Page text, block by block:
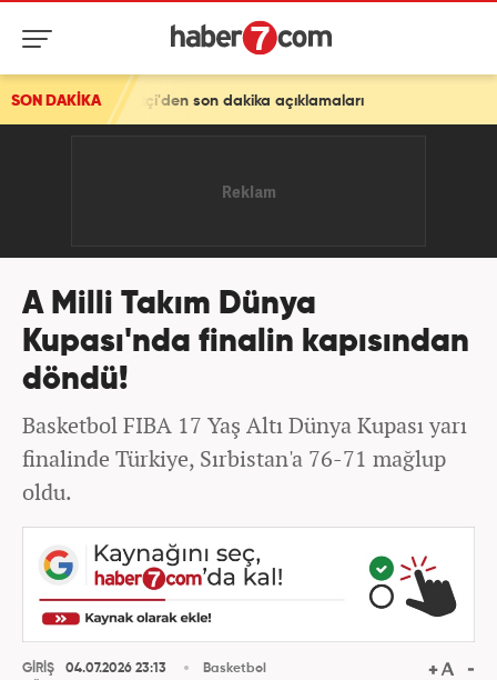
SON DAKİKAson dakika açıklamaları
A Milli Takım Dünya
Kupası'nda finalin kapısından
döndü!
Basketbol FIBA 17 Yaş Altı Dünya Kupası yarı
finalinde Türkiye, Sırbistan'a 76-71 mağlup
oldu.
GİRİŞ
04.07.2026 23:13
Basketbol